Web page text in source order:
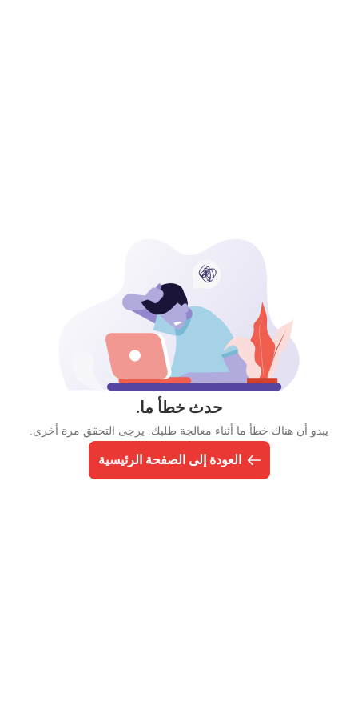
حدث خطأ ما.
يبدو أن هناك خطأ ما أثناء معالجة طلبك. يرجى التحقق مرة أخرى.
العودة إلى الصفحة الرئيسية